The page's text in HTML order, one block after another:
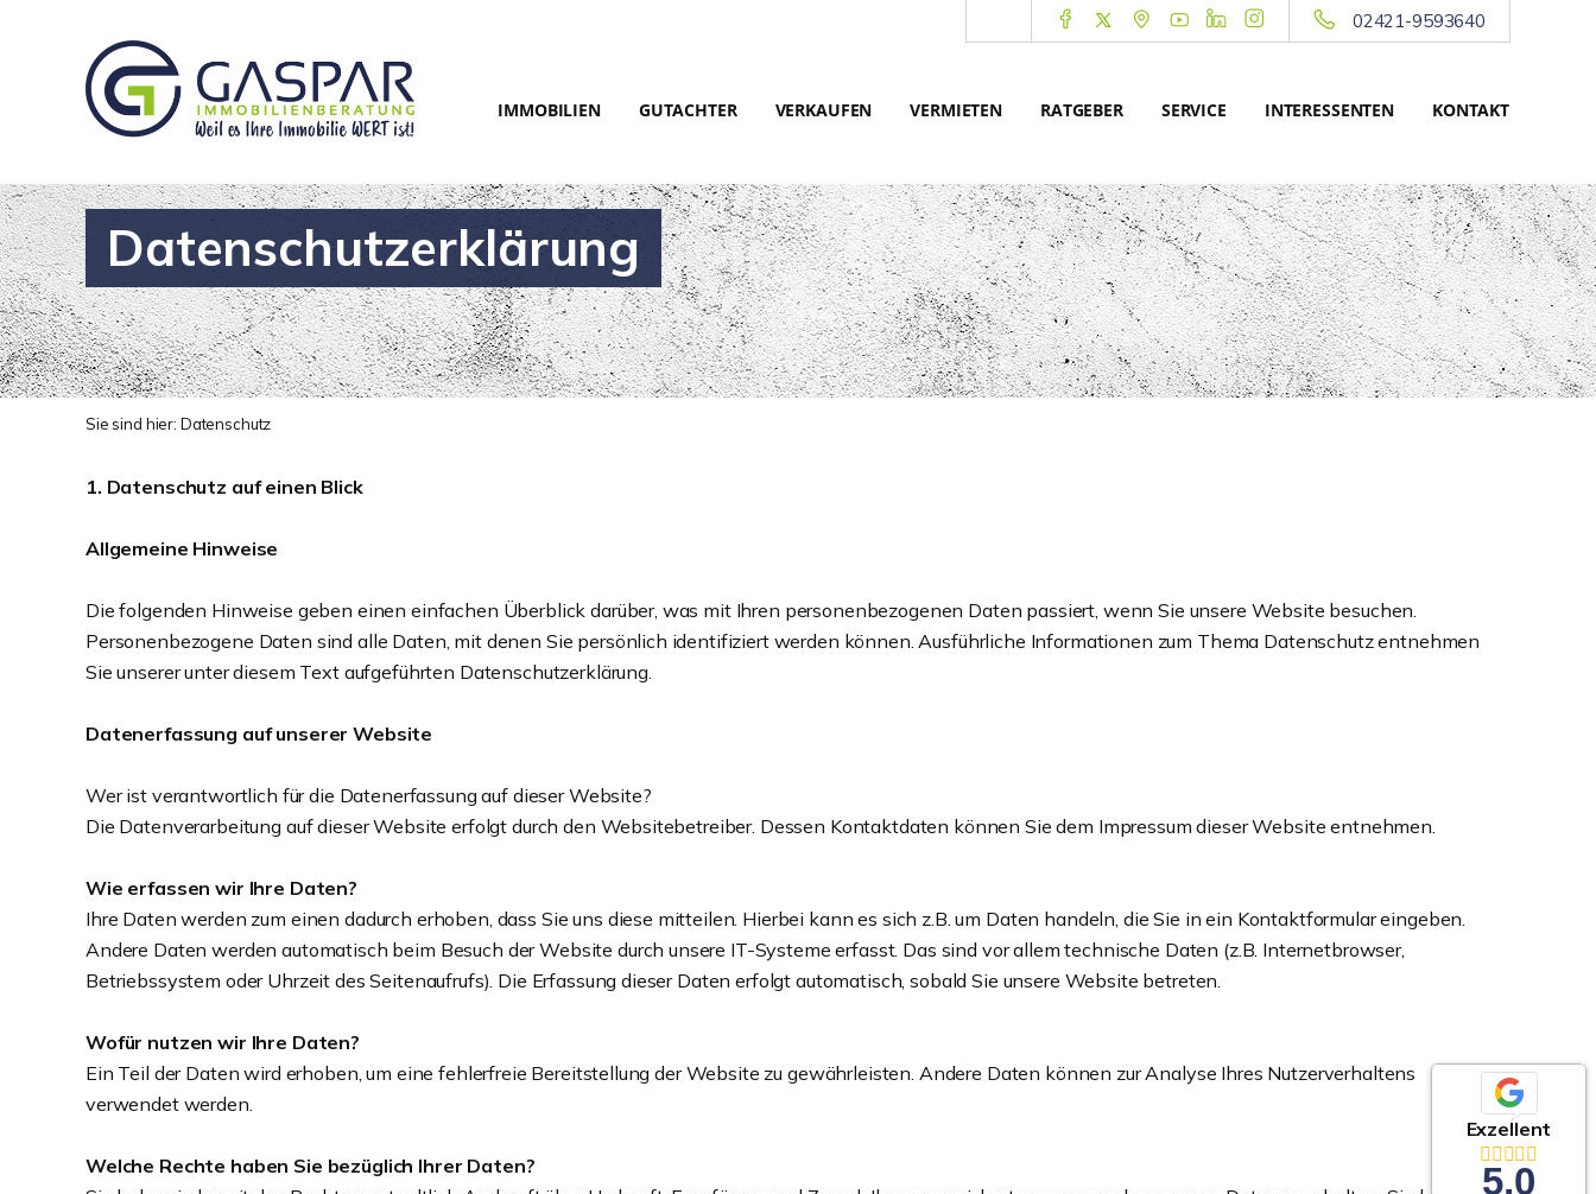
02421-9593640
IMMOBILIEN GUTACHTER VERKAUFEN VERMIETEN RATGEBER SERVICE INTERESSENTEN KONTAKT
Datenschutzerklärung
Sie sind hier: Datenschutz
1. Datenschutz auf einen Blick
Allgemeine Hinweise
Die folgenden Hinweise geben einen einfachen Überblick darüber, was mit Ihren personenbezogenen Daten passiert, wenn Sie unsere Website besuchen.
Personenbezogene Daten sind alle Daten, mit denen Sie persönlich identifiziert werden können. Ausführliche Informationen zum Thema Datenschutz entnehmen
Sie unserer unter diesem Text aufgeführten Datenschutzerklärung.
Datenerfassung auf unserer Website
Wer ist verantwortlich für die Datenerfassung auf dieser Website?
Die Datenverarbeitung auf dieser Website erfolgt durch den Websitebetreiber. Dessen Kontaktdaten können Sie dem Impressum dieser Website entnehmen.
Wie erfassen wir Ihre Daten?
Ihre Daten werden zum einen dadurch erhoben, dass Sie uns diese mitteilen. Hierbei kann es sich z.B. um Daten handeln, die Sie in ein Kontaktformular eingeben.
Andere Daten werden automatisch beim Besuch der Website durch unsere IT-Systeme erfasst. Das sind vor allem technische Daten (z.B. Internetbrowser,
Betriebssystem oder Uhrzeit des Seitenaufrufs). Die Erfassung dieser Daten erfolgt automatisch, sobald Sie unsere Website betreten.
Wofür nutzen wir Ihre Daten?
Ein Teil der Daten wird erhoben, um eine fehlerfreie Bereitstellung der Website zu gewährleisten. Andere Daten können zur Analyse Ihres Nutzerverhaltens
verwendet werden.
Welche Rechte haben Sie bezüglich Ihrer Daten?
Exzellent
5,0